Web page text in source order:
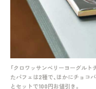
「クロワッサンベリーヨーグル
たパフェは2種で、ほかにチョコ
とセットで100円お値引き。